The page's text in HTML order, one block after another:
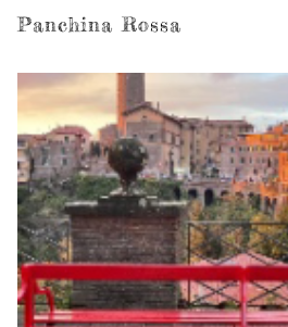
Panchina Rossa